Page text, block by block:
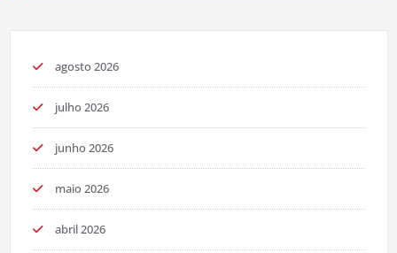
agosto 2026
julho 2026
junho 2026
maio 2026
abril 2026